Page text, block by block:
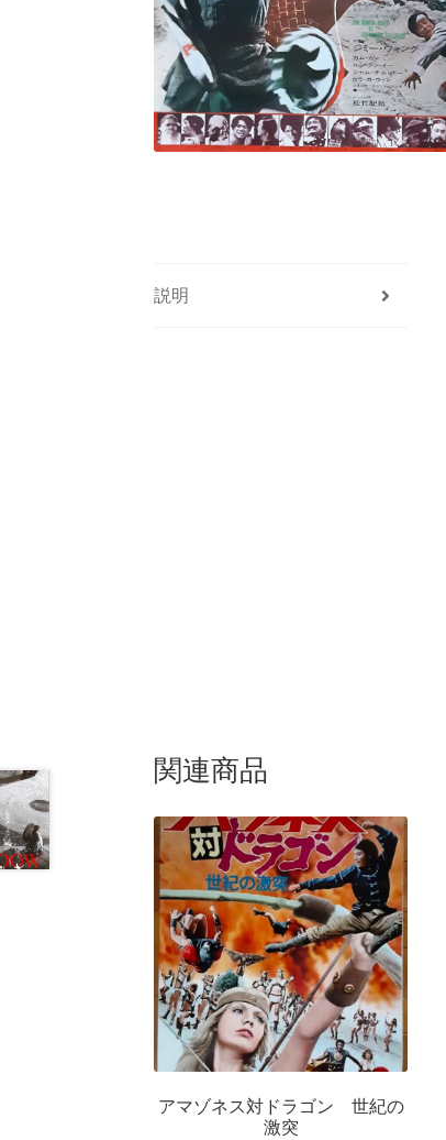
説明
関連商品
アマゾネス対ドラゴン 世紀の
激突